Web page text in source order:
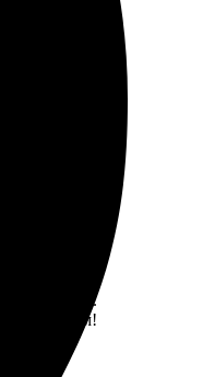
уровне!
печати.
друзьям!